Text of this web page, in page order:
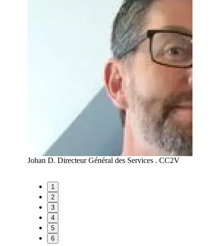
Johan D. Directeur Général des Services . CC2V
1
2
3
4
5
6